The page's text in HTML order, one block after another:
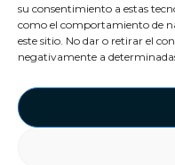
su consentimiento a estas
como el comportamiento de
este sitio. No dar o retirar el
negativamente a
Demuestra que la
limita a auriculares y
energía compartida
experiencia